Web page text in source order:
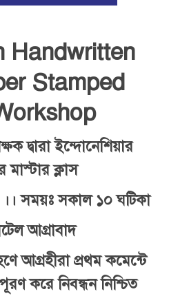
Handwritten
Stamped
দ্বারা ইন্দোনেশিয়ার
মাস্টার ক্লাস
সময়ঃ সকাল ১০ ঘটিকা
আগ্রাবাদ
আগ্রহীরা প্রথম কমেন্টে
করে নিবন্ধন নিশ্চিত